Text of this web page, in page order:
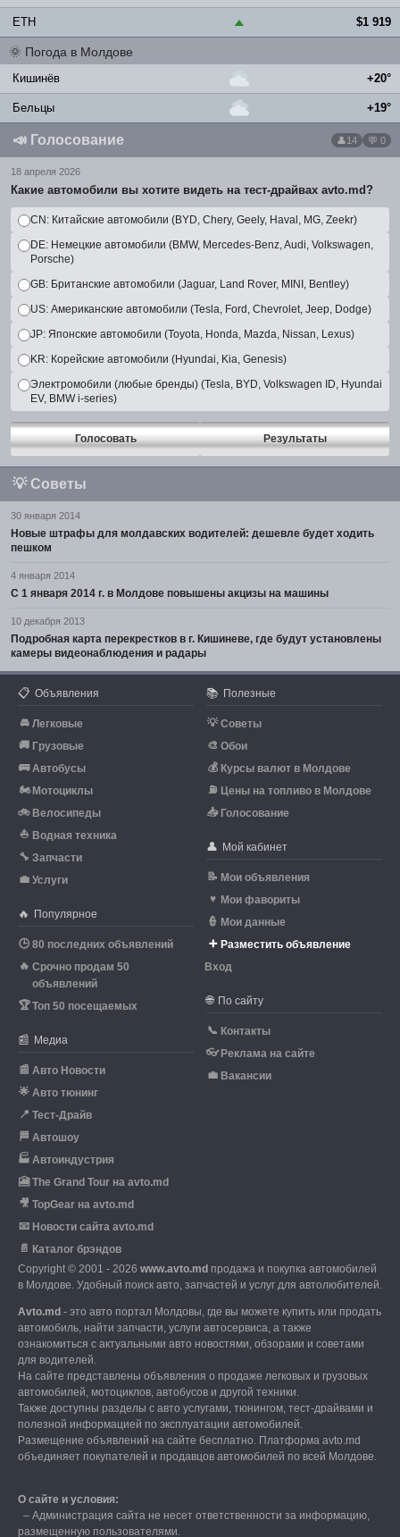
ETH ▲ $1 919
🌞 Погода в Молдове
Кишинёв +20°
Бельцы +19°
📣 Голосование 14 💬 0
18 апреля 2026
Какие автомобили вы хотите видеть на тест-драйвах avto.md?
CN: Китайские автомобили (BYD, Chery, Geely, Haval, MG, Zeekr)
DE: Немецкие автомобили (BMW, Mercedes-Benz, Audi, Volkswagen,
Porsche)
GB: Британские автомобили (Jaguar, Land Rover, MINI, Bentley)
US: Американские автомобили (Tesla, Ford, Chevrolet, Jeep, Dodge)
JP: Японские автомобили (Toyota, Honda, Mazda, Nissan, Lexus)
KR: Корейские автомобили (Hyundai, Kia, Genesis)
Электромобили (любые бренды) (Tesla, BYD, Volkswagen ID, Hyundai
EV, BMW i-series)
Голосовать Результаты
💡 Советы
30 января 2014
Новые штрафы для молдавских водителей: дешевле будет ходить
пешком
4 января 2014
С 1 января 2014 г. в Молдове повышены акцизы на машины
10 декабря 2013
Подробная карта перекрестков в г. Кишиневе, где будут установлены
камеры видеонаблюдения и радары
📋 Объявления
🚘 Легковые
🚚 Грузовые
🚌 Автобусы
🏍 Мотоциклы
🚲 Велосипеды
⛵ Водная техника
🔧 Запчасти
💼 Услуги
🔥 Популярное
🕒 80 последних объявлений
🔥 Срочно продам 50
объявлений
🏆Топ 50 посещаемых
📰 Медиа
📰 Авто Новости
🌟 Авто тюнинг
📍 Тест-Драйв
🏁 Автошоу
🏭 Автоиндустрия
🎦 The Grand Tour на avto.md
🎥 TopGear на avto.md
📧 Новости сайта avto.md
📄 Каталог брэндов
📚 Полезные
💡 Советы
🎨 Обои
💰 Курсы валют в Молдове
⛽ Цены на топливо в Молдове
📥 Голосование
👤 Мой кабинет
📝 Мои объявления
♥ Мои фавориты
👮 Мои данные
➕ Разместить объявление
Вход
🌐 По сайту
📞 Контакты
👓 Реклама на сайте
💼 Вакансии
Copyright © 2001 - 2026 www.avto.md продажа и покупка автомобилей
в Молдове. Удобный поиск авто, запчастей и услуг для автолюбителей.
Avto.md - это авто портал Молдовы, где вы можете купить или продать
автомобиль, найти запчасти, услуги автосервиса, а также
ознакомиться с актуальными авто новостями, обзорами и советами
для водителей.
На сайте представлены объявления о продаже легковых и грузовых
автомобилей, мотоциклов, автобусов и другой техники.
Также доступны разделы с авто услугами, тюнингом, тест-драйвами и
полезной информацией по эксплуатации автомобилей.
Размещение объявлений на сайте бесплатно. Платформа avto.md
объединяет покупателей и продавцов автомобилей по всей Молдове.
О сайте и условия:
– Администрация сайта не несет ответственности за информацию,
размещенную пользователями.